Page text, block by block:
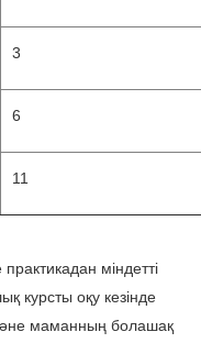
3
6
11
міндетті
курсты оқу кезінде
маманның болашақ